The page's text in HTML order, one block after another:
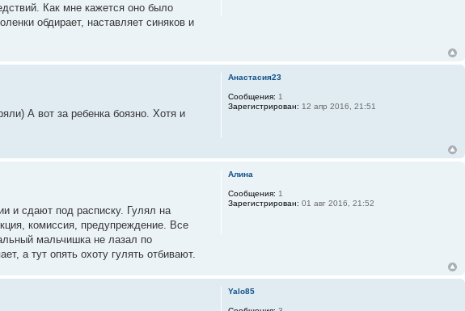
Как мне кажется оно было
обдирает, наставляет синяков и
А вот за ребенка боязно. Хотя и
Анастасия23
Сообщения: 1
Зарегистрирован: 12 апр 2016, 21:51
и сдают под расписку. Гулял на
комиссия, предупреждение. Все
мальчишка не лазал по
а тут опять охоту гулять отбивают.
Алина
Сообщения: 1
Зарегистрирован: 01 авг 2016, 21:52
Yalo85